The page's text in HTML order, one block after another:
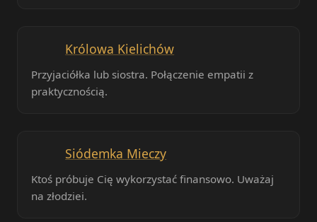
Królowa Kielichów
Przyjaciółka lub siostra. Połączenie empatii z
praktycznością.
Siódemka Mieczy
Ktoś próbuje Cię wykorzystać finansowo. Uważaj
na złodziei.